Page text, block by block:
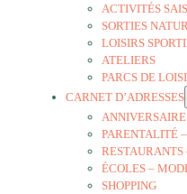
ACTIVITÉS
SORTIES
LOISIRS
ATELIERS
PARCS DE
CARNET D’ADRESSES
ANNIVERSAIRE
PARENTALITÉ
RESTAURANTS
ÉCOLES –
SHOPPING